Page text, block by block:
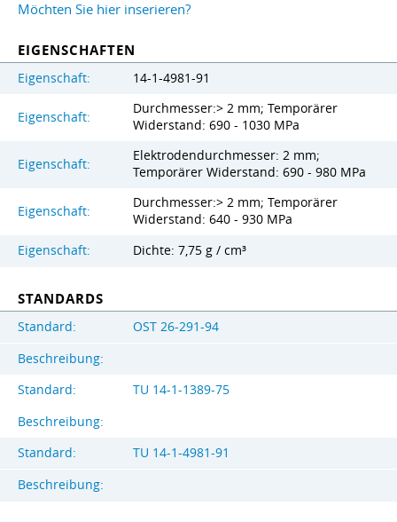
Möchten Sie hier inserieren?
EIGENSCHAFTEN
Eigenschaft: 14-1-4981-91
Eigenschaft:
Durchmesser:> 2 mm; Temporärer
Widerstand: 690 - 1030 MPa
Eigenschaft:
Elektrodendurchmesser: 2 mm;
Temporärer Widerstand: 690 - 980 MPa
Eigenschaft:
Durchmesser:> 2 mm; Temporärer
Widerstand: 640 - 930 MPa
Eigenschaft:
Dichte: 7,75 g / cm³
STANDARDS
Standard:
OST 26-291-94
Beschreibung:
Standard:
TU 14-1-1389-75
Beschreibung:
Standard:
TU 14-1-4981-91
Beschreibung: